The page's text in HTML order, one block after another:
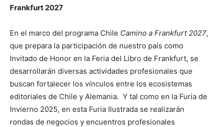
Frankfurt 2027
En el marco del programa Chile Camino a Frankfurt 2027,
que prepara la participación de nuestro país como
Invitado de Honor en la Feria del Libro de Frankfurt, se
desarrollarán diversas actividades profesionales que
buscan fortalecer los vínculos entre los ecosistemas
editoriales de Chile y Alemania. Y tal como en la Furia de
Invierno 2025, en esta Furia Ilustrada se realizarán
rondas de negocios y encuentros profesionales